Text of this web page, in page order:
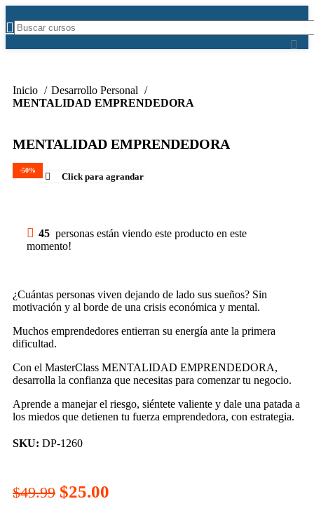
Inicio
Desarrollo Personal
MENTALIDAD EMPRENDEDORA
MENTALIDAD EMPRENDEDORA
-50%
Click para agrandar
45 personas están viendo este producto en este
momento!
¿Cuántas personas viven dejando de lado sus sueños? Sin
motivación y al borde de una crisis económica y mental.
Muchos emprendedores entierran su energía ante la primera
dificultad.
Con el MasterClass MENTALIDAD EMPRENDEDORA,
desarrolla la confianza que necesitas para comenzar tu negocio.
Aprende a manejar el riesgo, siéntete valiente y dale una patada a
los miedos que detienen tu fuerza emprendedora, con estrategia.
SKU: DP-1260
$49.99 $25.00